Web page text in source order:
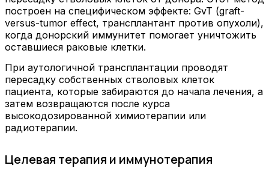
построен на специфическом эффекте: GvT (graft-
versus-tumor effect, трансплантант против опухоли),
когда донорский иммунитет помогает уничтожить
оставшиеся раковые клетки.
При аутологичной трансплантации проводят
пересадку собственных стволовых клеток
пациента, которые забираются до начала лечения, а
затем возвращаются после курса
высокодозированной химиотерапии или
радиотерапии.
Целевая терапия и иммунотерапия